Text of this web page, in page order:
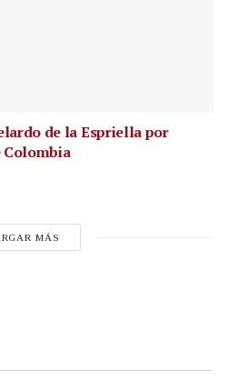
de la Espriella por
Colombia
MÁS